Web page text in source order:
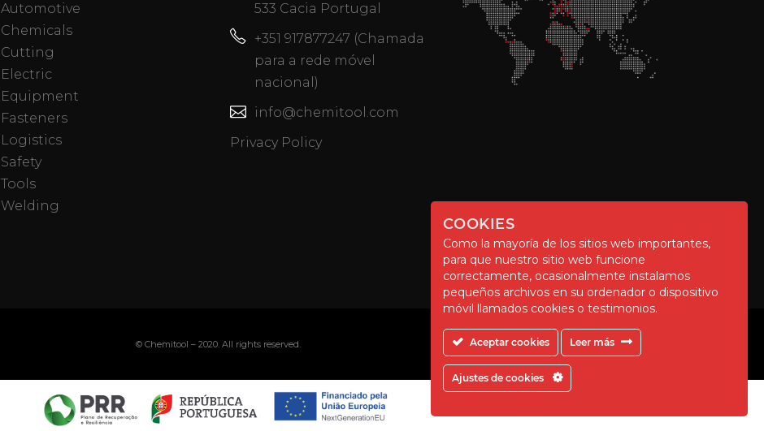
Automotive
Chemicals
Cutting
Electric
Equipment
Fasteners
Logistics
Safety
Tools
Welding
533 Cacia Portugal
+351 917877247 (Chamada
para a rede móvel
nacional)
info@chemitool.com
Privacy Policy
© Chemitool – 2020. All rights reserved.
COOKIES
Como la mayoría de los sitios web importantes,
para que nuestro sitio web funcione
correctamente, ocasionalmente instalamos
pequeños archivos en su ordenador o dispositivo
móvil llamados cookies o testimonios.
Aceptar cookies Leer más
Ajustes de cookies